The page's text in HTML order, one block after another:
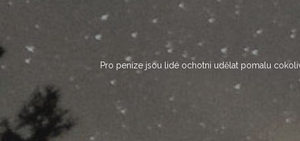
Pro peníze jsou lidé ochotni udělat pomalu